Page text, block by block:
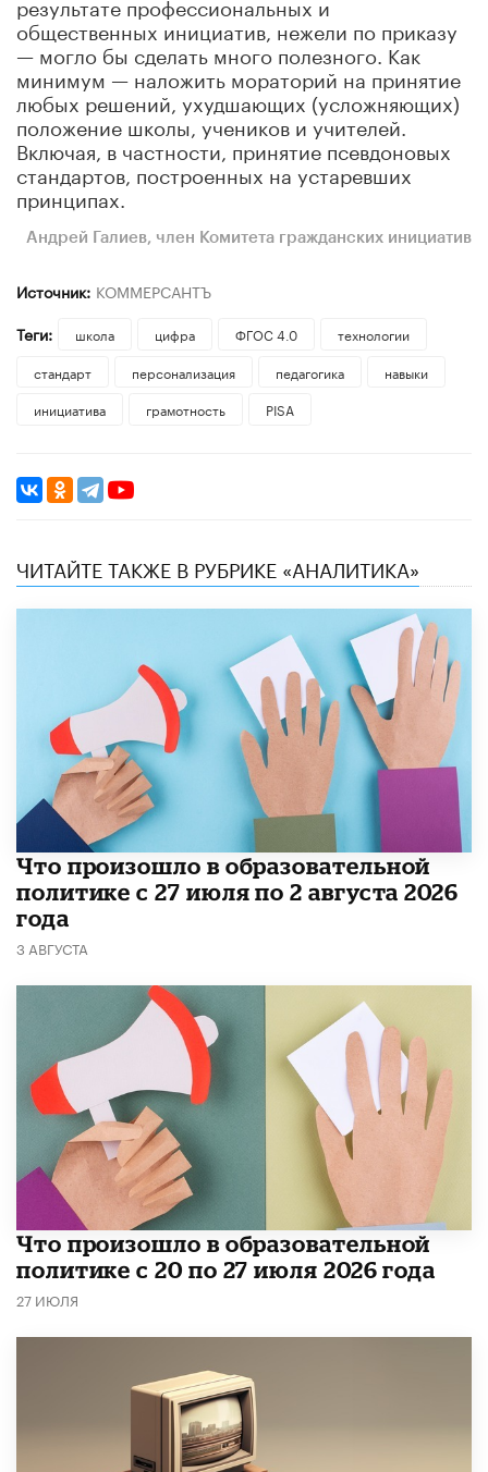
общественных инициатив, нежели по приказу
— могло бы сделать много полезного. Как
минимум — наложить мораторий на принятие
любых решений, ухудшающих (усложняющих)
положение школы, учеников и учителей.
Включая, в частности, принятие псевдоновых
стандартов, построенных на устаревших
принципах.
Андрей Галиев, член Комитета гражданских инициатив
Источник: КОММЕРСАНТЪ
Теги:
школа цифра ФГОС 4.0
технологии
стандарт
персонализация педагогика
навыки
инициатива
грамотность PISA
ЧИТАЙТЕ ТАКЖЕ В РУБРИКЕ «АНАЛИТИКА»
​Что произошло в образовательной
политике с 27 июля по 2 августа 2026
года
3 АВГУСТА
​Что произошло в образовательной
политике с 20 по 27 июля 2026 года
27 ИЮЛЯ